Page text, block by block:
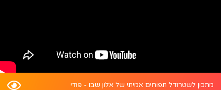
מתכון לשטרודל תפוחים אמיתי של אלון שבו - פודי